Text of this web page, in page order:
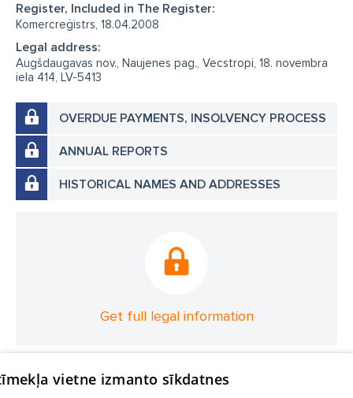
Register, Included in The Register:
Komercreģistrs, 18.04.2008
Legal address:
Augšdaugavas nov., Naujenes pag., Vecstropi, 18. novembra
iela 414, LV-5413
OVERDUE PAYMENTS, INSOLVENCY PROCESS
ANNUAL REPORTS
HISTORICAL NAMES AND ADDRESSES
Get full legal information
vietne izmanto sīkdatnes